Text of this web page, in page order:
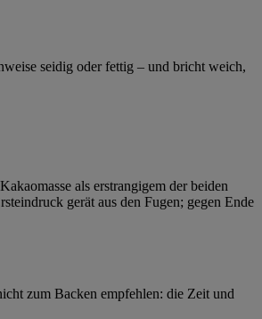
seidig oder fettig – und bricht weich,
als erstrangigem der beiden
gerät aus den Fugen; gegen Ende
zum Backen empfehlen: die Zeit und